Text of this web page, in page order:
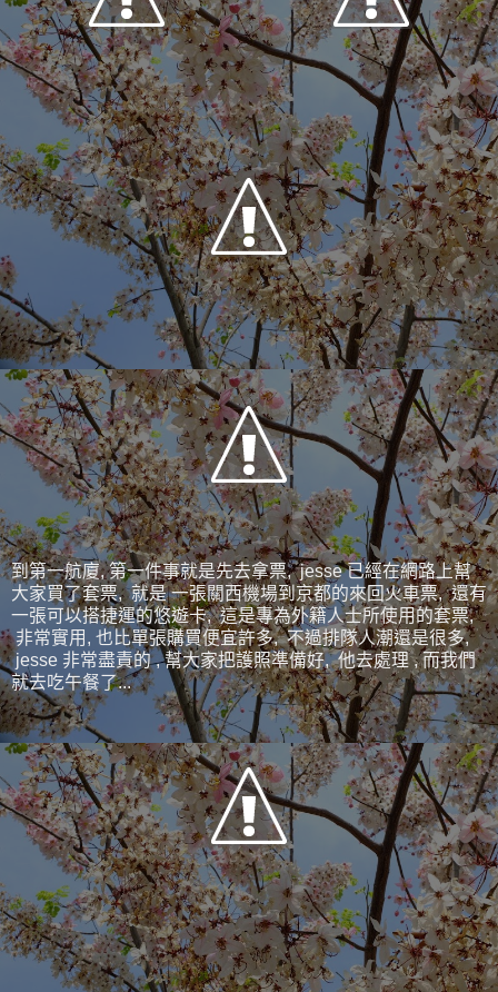
到第一航廈, 第一件事就是先去拿票, jesse 已經在網路上幫
大家買了套票, 就是 一張關西機場到京都的來回火車票, 還有
一張可以搭捷運的悠遊卡, 這是專為外籍人士所使用的套票,
非常實用, 也比單張購買便宜許多, 不過排隊人潮還是很多,
jesse 非常盡責的 , 幫大家把護照準備好, 他去處理 , 而我們
就去吃午餐了...